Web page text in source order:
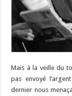
Mais à la veille du
pas envoyé
dernier nous